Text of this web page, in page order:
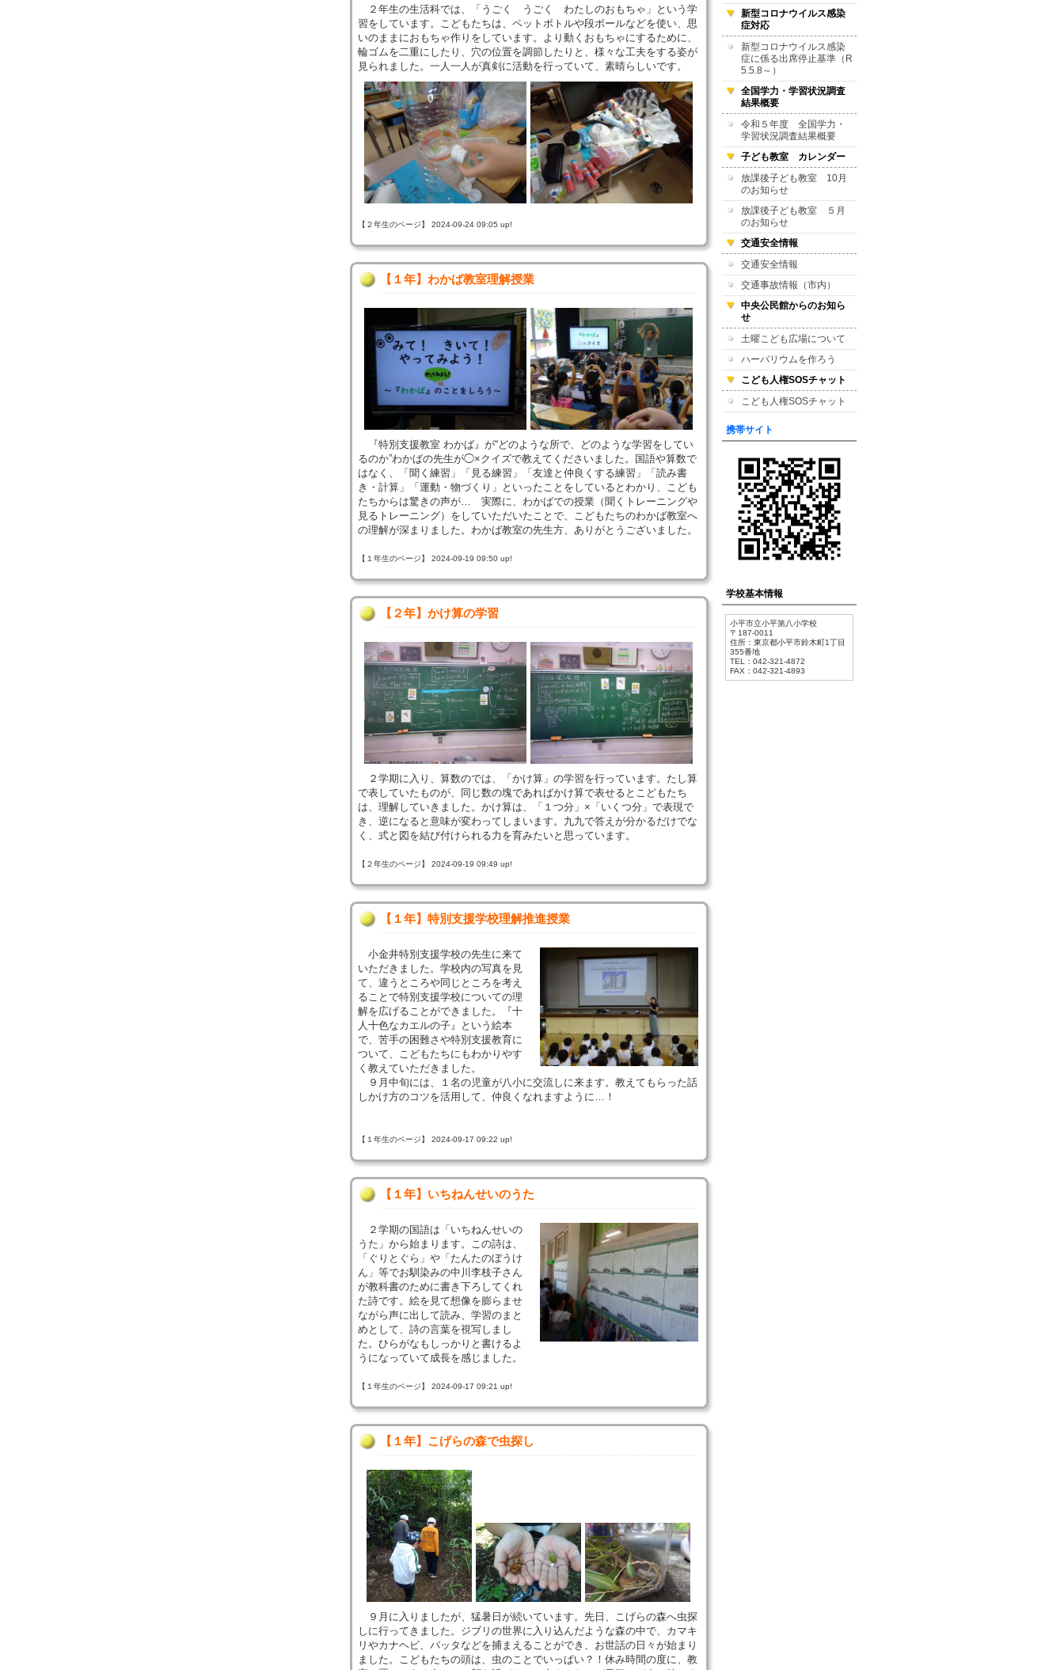
２年生の生活科では、「うごく うごく わたしのおもちゃ」という学
習をしています。こどもたちは、ペットボトルや段ボールなどを使い、思
いのままにおもちゃ作りをしています。より動くおもちゃにするために、
輪ゴムを二重にしたり、穴の位置を調節したりと、様々な工夫をする姿が
見られました。一人一人が真剣に活動を行っていて、素晴らしいです。
【２年生のページ】 2024-09-24 09:05 up!
【１年】わかば教室理解授業
『特別支援教室 わかば』が“どのような所で、どのような学習をしてい
るのか”わかばの先生が◯×クイズで教えてくださいました。国語や算数で
はなく、「聞く練習」「見る練習」「友達と仲良くする練習」「読み書
き・計算」「運動・物づくり」といったことをしているとわかり、こども
たちからは驚きの声が… 実際に、わかばでの授業（聞くトレーニングや
見るトレーニング）をしていただいたことで、こどもたちのわかば教室へ
の理解が深まりました。わかば教室の先生方、ありがとうございました。
【１年生のページ】 2024-09-19 09:50 up!
【２年】かけ算の学習
２学期に入り、算数のでは、「かけ算」の学習を行っています。たし算
で表していたものが、同じ数の塊であればかけ算で表せるとこどもたち
は、理解していきました。かけ算は、「１つ分」×「いくつ分」で表現で
き、逆になると意味が変わってしまいます。九九で答えが分かるだけでな
く、式と図を結び付けられる力を育みたいと思っています。
【２年生のページ】 2024-09-19 09:49 up!
【１年】特別支援学校理解推進授業
小金井特別支援学校の先生に来て
いただきました。学校内の写真を見
て、違うところや同じところを考え
ることで特別支援学校についての理
解を広げることができました。『十
人十色なカエルの子』という絵本
で、苦手の困難さや特別支援教育に
ついて、こどもたちにもわかりやす
く教えていただきました。
９月中旬には、１名の児童が八小に交流しに来ます。教えてもらった話
しかけ方のコツを活用して、仲良くなれますように…！
【１年生のページ】 2024-09-17 09:22 up!
【１年】いちねんせいのうた
２学期の国語は「いちねんせいの
うた」から始まります。この詩は、
「ぐりとぐら」や「たんたのぼうけ
ん」等でお馴染みの中川李枝子さん
が教科書のために書き下ろしてくれ
た詩です。絵を見て想像を膨らませ
ながら声に出して読み、学習のまと
めとして、詩の言葉を視写しまし
た。ひらがなもしっかりと書けるよ
うになっていて成長を感じました。
【１年生のページ】 2024-09-17 09:21 up!
【１年】こげらの森で虫探し
９月に入りましたが、猛暑日が続いています。先日、こげらの森へ虫探
しに行ってきました。ジブリの世界に入り込んだような森の中で、カマキ
リやカナヘビ、バッタなどを捕まえることができ、お世話の日々が始まり
ました。こどもたちの頭は、虫のことでいっぱい？！休み時間の度に、教
新型コロナウイルス感染
症対応
新型コロナウイルス感染
症に係る出席停止基準（R
5.5.8～）
全国学力・学習状況調査
結果概要
令和５年度 全国学力・
学習状況調査結果概要
子ども教室 カレンダー
放課後子ども教室 10月
のお知らせ
放課後子ども教室 ５月
のお知らせ
交通安全情報
交通安全情報
交通事故情報（市内）
中央公民館からのお知ら
せ
土曜こども広場について
ハーバリウムを作ろう
こども人権SOSチャット
こども人権SOSチャット
携帯サイト
学校基本情報
小平市立小平第八小学校
〒187-0011
住所：東京都小平市鈴木町1丁目
355番地
TEL：042-321-4872
FAX：042-321-4893